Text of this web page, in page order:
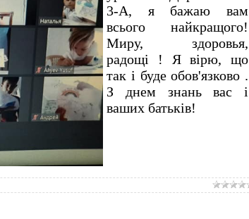
3-А, я бажаю вам
всього найкращого!
Миру, здоровья,
радощі ! Я вірю, що
так і буде обов'язково .
З днем знань вас і
ваших батьків!